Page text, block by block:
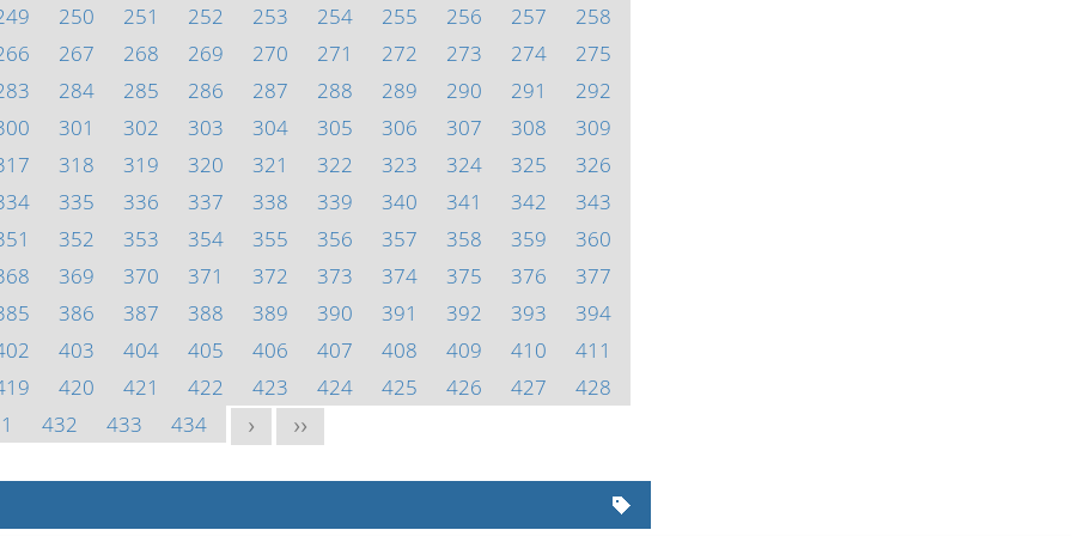
250 251 252 253 254 255 256 257
258
267 268 269 270 271 272 273 274
275
284 285 286 287 288 289 290 291
292
301 302 303 304 305 306 307 308
309
318 319 320 321 322 323 324 325
326
335 336 337 338 339 340 341 342
343
352 353 354 355 356 357 358 359
360
369 370 371 372 373 374 375 376
377
386 387 388 389 390 391 392 393
394
403 404 405 406 407 408 409 410
411
420 421 422 423 424 425 426 427
428
432 433 434 > >>